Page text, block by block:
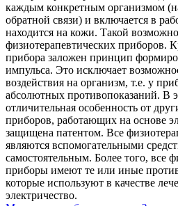
каждым конкретным организмом
обратной связи) и включается в
находится на кожи. Такой
физиотерапевтических приборов.
прибора заложен принцип
импульса. Это исключает
воздействия на организм, т.е. у
абсолютных противопоказаний. В
отличительная особенность от
приборов, работающих на основе
защищена патентом. Все
являются вспомогательными
самостоятельным. Более того, все
приборы имеют те или иные
которые используют в качестве
электричество.